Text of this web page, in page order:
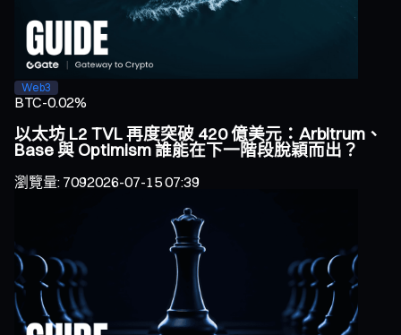
Web3
BTC-0.02%
以太坊 L2 TVL 再度突破 420 億美元：Arbitrum、
Base 與 Optimism 誰能在下一階段脫穎而出？
瀏覽量: 7092026-07-15 07:39